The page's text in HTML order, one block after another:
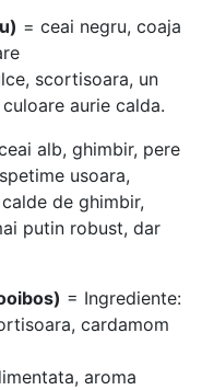
= ceai negru, coaja
scortisoara, un
aurie calda.
alb, ghimbir, pere
usoara,
de ghimbir,
putin robust, dar
= Ingrediente:
cardamom
aroma